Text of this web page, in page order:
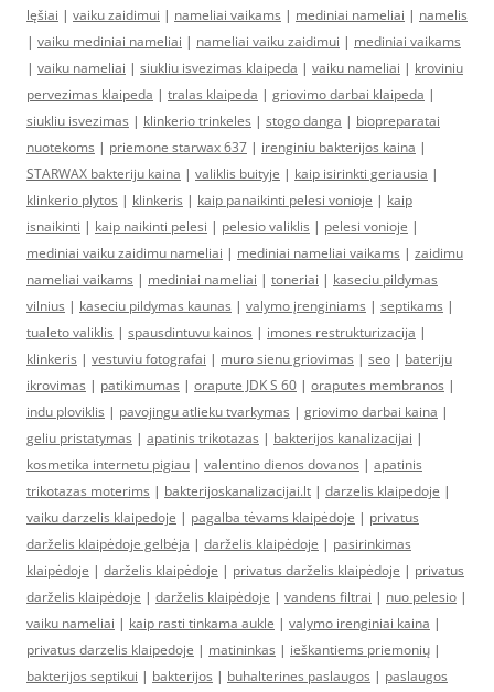
lęšiai | vaiku zaidimui | nameliai vaikams | mediniai nameliai | namelis
| vaiku mediniai nameliai | nameliai vaiku zaidimui | mediniai vaikams
| vaiku nameliai | siukliu isvezimas klaipeda | vaiku nameliai | kroviniu
pervezimas klaipeda | tralas klaipeda | griovimo darbai klaipeda |
siukliu isvezimas | klinkerio trinkeles | stogo danga | biopreparatai
nuotekoms | priemone starwax 637 | irenginiu bakterijos kaina |
STARWAX bakteriju kaina | valiklis buityje | kaip isirinkti geriausia |
klinkerio plytos | klinkeris | kaip panaikinti pelesi vonioje | kaip
isnaikinti | kaip naikinti pelesi | pelesio valiklis | pelesi vonioje |
mediniai vaiku zaidimu nameliai | mediniai nameliai vaikams | zaidimu
nameliai vaikams | mediniai nameliai | toneriai | kaseciu pildymas
vilnius | kaseciu pildymas kaunas | valymo įrenginiams | septikams |
tualeto valiklis | spausdintuvu kainos | imones restrukturizacija |
klinkeris | vestuviu fotografai | muro sienu griovimas | seo | bateriju
ikrovimas | patikimumas | orapute JDK S 60 | oraputes membranos |
indu ploviklis | pavojingu atlieku tvarkymas | griovimo darbai kaina |
geliu pristatymas | apatinis trikotazas | bakterijos kanalizacijai |
kosmetika internetu pigiau | valentino dienos dovanos | apatinis
trikotazas moterims | bakterijoskanalizacijai.lt | darzelis klaipedoje |
vaiku darzelis klaipedoje | pagalba tėvams klaipėdoje | privatus
darželis klaipėdoje gelbėja | darželis klaipėdoje | pasirinkimas
klaipėdoje | darželis klaipėdoje | privatus darželis klaipėdoje | privatus
darželis klaipėdoje | darželis klaipėdoje | vandens filtrai | nuo pelesio |
vaiku nameliai | kaip rasti tinkama aukle | valymo irenginiai kaina |
privatus darzelis klaipedoje | matininkas | ieškantiems priemonių |
bakterijos septikui | bakterijos | buhalterines paslaugos | paslaugos